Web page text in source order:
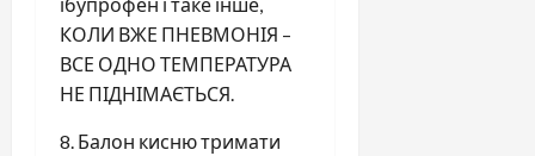
КОЛИ ВЖЕ ПНЕВМОНІЯ –
ВСЕ ОДНО ТЕМПЕРАТУРА
НЕ ПІДНІМАЄТЬСЯ.
8. Балон кисню тримати